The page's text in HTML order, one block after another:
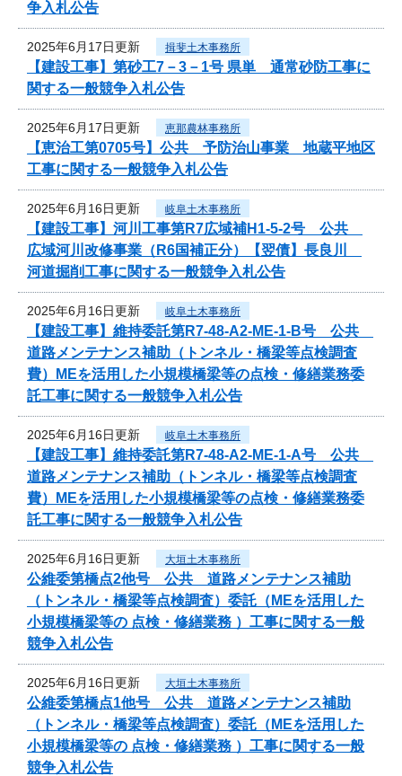
争入札公告
2025年6月17日更新 揖斐土木事務所
【建設工事】第砂工7－3－1号 県単 通常砂防工事に
関する一般競争入札公告
2025年6月17日更新 恵那農林事務所
【恵治工第0705号】公共 予防治山事業 地蔵平地区
工事に関する一般競争入札公告
2025年6月16日更新 岐阜土木事務所
【建設工事】河川工事第R7広域補H1-5-2号 公共
広域河川改修事業（R6国補正分）【翌債】長良川
河道掘削工事に関する一般競争入札公告
2025年6月16日更新 岐阜土木事務所
【建設工事】維持委託第R7-48-A2-ME-1-B号 公共
道路メンテナンス補助（トンネル・橋梁等点検調査
費）MEを活用した小規模橋梁等の点検・修繕業務委
託工事に関する一般競争入札公告
2025年6月16日更新 岐阜土木事務所
【建設工事】維持委託第R7-48-A2-ME-1-A号 公共
道路メンテナンス補助（トンネル・橋梁等点検調査
費）MEを活用した小規模橋梁等の点検・修繕業務委
託工事に関する一般競争入札公告
2025年6月16日更新 大垣土木事務所
公維委第橋点2他号 公共 道路メンテナンス補助
（トンネル・橋梁等点検調査）委託（MEを活用した
小規模橋梁等の 点検・修繕業務 ）工事に関する一般
競争入札公告
2025年6月16日更新 大垣土木事務所
公維委第橋点1他号 公共 道路メンテナンス補助
（トンネル・橋梁等点検調査）委託（MEを活用した
小規模橋梁等の 点検・修繕業務 ）工事に関する一般
競争入札公告